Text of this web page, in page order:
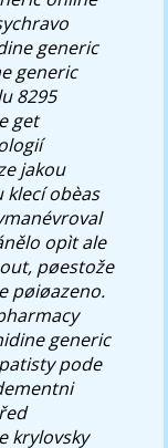
generic
generic
8295
get
jakou
obèas
opìt ale
pøestože
pøiøazeno.
generic
pode
krylovsky